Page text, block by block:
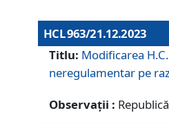
HCL 963/21.12.2023
Titlu: Modificarea
neregulamentar pe
Observații :